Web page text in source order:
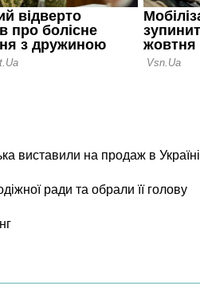
виставили на продаж в Україні
ради та обрали її голову